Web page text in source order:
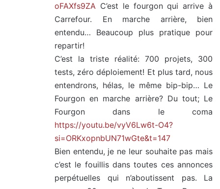
oFAXfs9ZA C’est le fourgon qui arrive à
Carrefour. En marche arrière, bien
entendu… Beaucoup plus pratique pour
repartir!
C’est la triste réalité: 700 projets, 300
tests, zéro déploiement! Et plus tard, nous
entendrons, hélas, le même bip-bip… Le
Fourgon en marche arrière? Du tout; Le
Fourgon dans le coma
https://youtu.be/vyV6Lw6t-O4?
si=ORKxopnbUN71wGte&t=147
Bien entendu, je ne leur souhaite pas mais
c’est le fouillis dans toutes ces annonces
perpétuelles qui n’aboutissent pas. La